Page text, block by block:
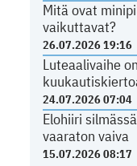
Mitä ovat
vaikuttavat?
26.07.2026 19:16
Luteaalivaihe
24.07.2026 07:04
Elohiiri
vaaraton vaiva
15.07.2026 08:17